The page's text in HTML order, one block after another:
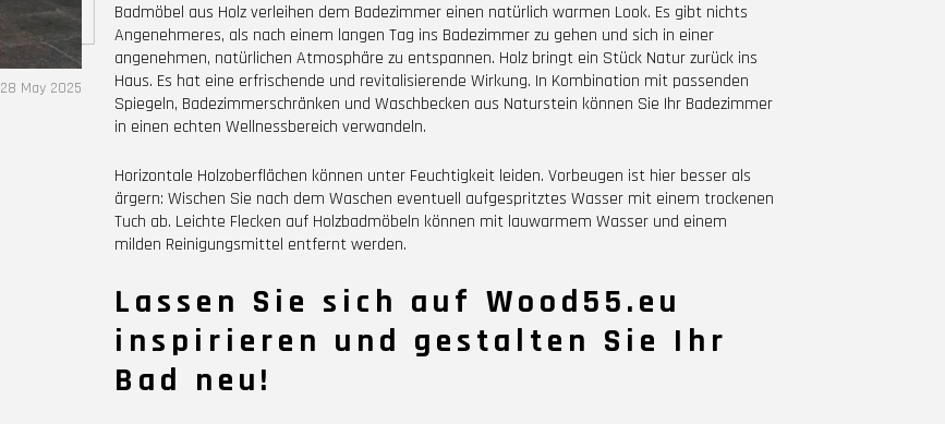
28 May 2025
Badmöbel aus Holz verleihen dem Badezimmer einen natürlich warmen Look. Es gibt nichts
Angenehmeres, als nach einem langen Tag ins Badezimmer zu gehen und sich in einer
angenehmen, natürlichen Atmosphäre zu entspannen. Holz bringt ein Stück Natur zurück ins
Haus. Es hat eine erfrischende und revitalisierende Wirkung. In Kombination mit passenden
Spiegeln, Badezimmerschränken und Waschbecken aus Naturstein können Sie Ihr Badezimmer
in einen echten Wellnessbereich verwandeln.
Horizontale Holzoberflächen können unter Feuchtigkeit leiden. Vorbeugen ist hier besser als
ärgern: Wischen Sie nach dem Waschen eventuell aufgespritztes Wasser mit einem trockenen
Tuch ab. Leichte Flecken auf Holzbadmöbeln können mit lauwarmem Wasser und einem
milden Reinigungsmittel entfernt werden.
Lassen Sie sich auf Wood55.eu
inspirieren und gestalten Sie Ihr
Bad neu!